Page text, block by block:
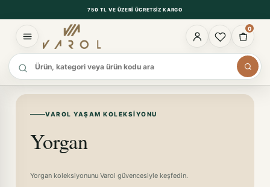
750 TL VE ÜZERI ÜCRETSIZ KARGO
0
Ürün ara
VAROL YAŞAM KOLEKSIYONU
Yorgan
Yorgan koleksiyonunu Varol güvencesiyle keşfedin.